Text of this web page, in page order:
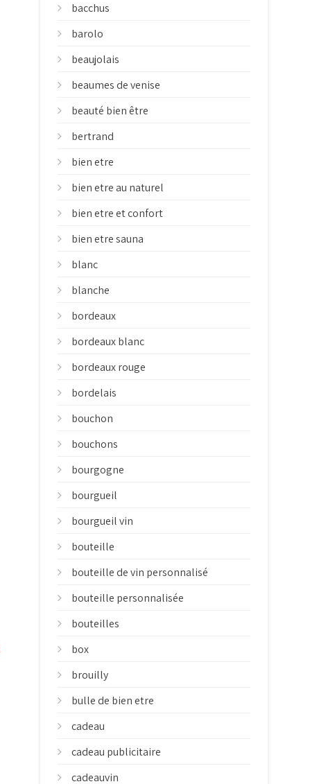
bacchus
barolo
beaujolais
beaumes de venise
beauté bien être
bertrand
bien etre
bien etre au naturel
bien etre et confort
bien etre sauna
blanc
blanche
bordeaux
bordeaux blanc
bordeaux rouge
bordelais
bouchon
bouchons
bourgogne
bourgueil
bourgueil vin
bouteille
bouteille de vin personnalisé
bouteille personnalisée
bouteilles
box
brouilly
bulle de bien etre
cadeau
cadeau publicitaire
cadeauvin